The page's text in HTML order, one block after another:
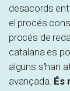
desacords
el procés
procés de
catalana es
alguns s’han
avançada. És